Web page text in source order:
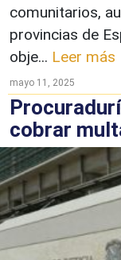
comunitarios,
provincias de
obje... Leer más
mayo 11, 2025
cobrar